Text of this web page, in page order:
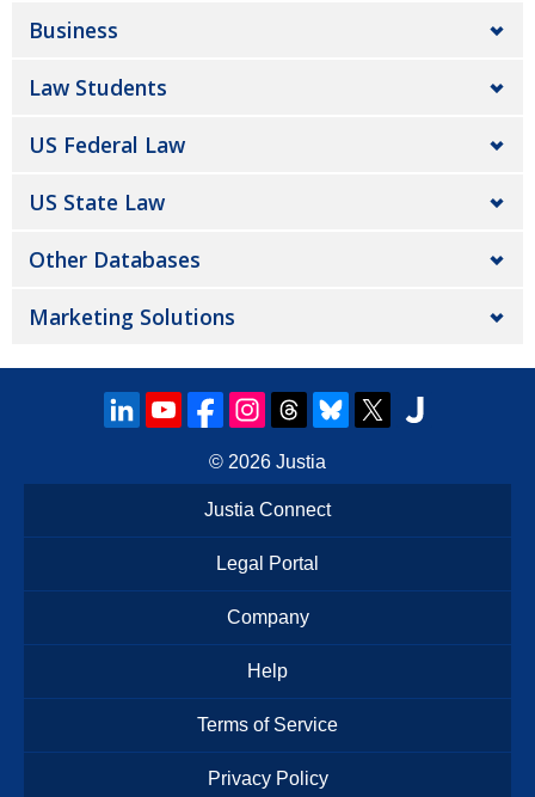
Business
Law Students
US Federal Law
US State Law
Other Databases
Marketing Solutions
© 2026 Justia
Justia Connect
Legal Portal
Company
Help
Terms of Service
Privacy Policy